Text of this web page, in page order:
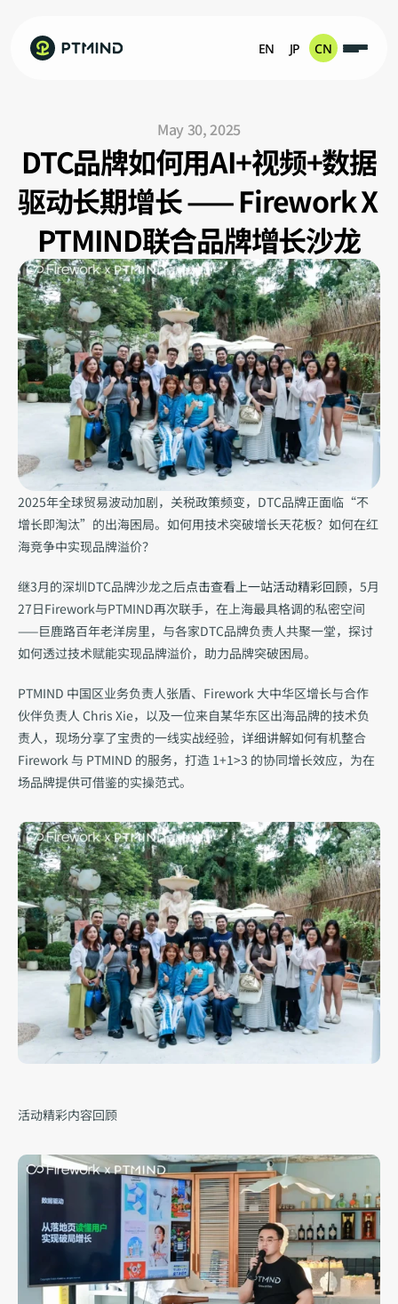
May 30, 2025
DTC品牌如何用AI+视频+数据
驱动长期增长 —— Firework X
PTMIND联合品牌增长沙龙
2025年全球贸易波动加剧，关税政策频变，DTC品牌正面临“不
增长即淘汰”的出海困局。如何用技术突破增长天花板？如何在红
海竞争中实现品牌溢价？
继3月的深圳DTC品牌沙龙之后点击查看上一站活动精彩回顾，5月
27日Firework与PTMIND再次联手，在上海最具格调的私密空间
——巨鹿路百年老洋房里，与各家DTC品牌负责人共聚一堂，探讨
如何透过技术赋能实现品牌溢价，助力品牌突破困局。
PTMIND 中国区业务负责人张盾、Firework 大中华区增长与合作
伙伴负责人 Chris Xie，以及一位来自某华东区出海品牌的技术负
责人，现场分享了宝贵的一线实战经验，详细讲解如何有机整合
Firework 与 PTMIND 的服务，打造 1+1>3 的协同增长效应，为在
场品牌提供可借鉴的实操范式。
活动精彩内容回顾
EN JP CN